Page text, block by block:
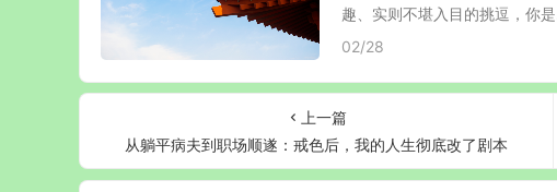
趣、实则不堪入目的挑逗，你
02/28
上一篇
从躺平病夫到职场顺遂：戒色后，我的人生彻底改了剧本